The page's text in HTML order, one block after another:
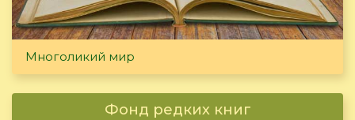
Многоликий мир
Фонд редких книг